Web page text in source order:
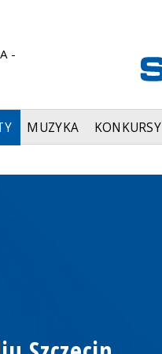
-
MUZYKA KONKURSY